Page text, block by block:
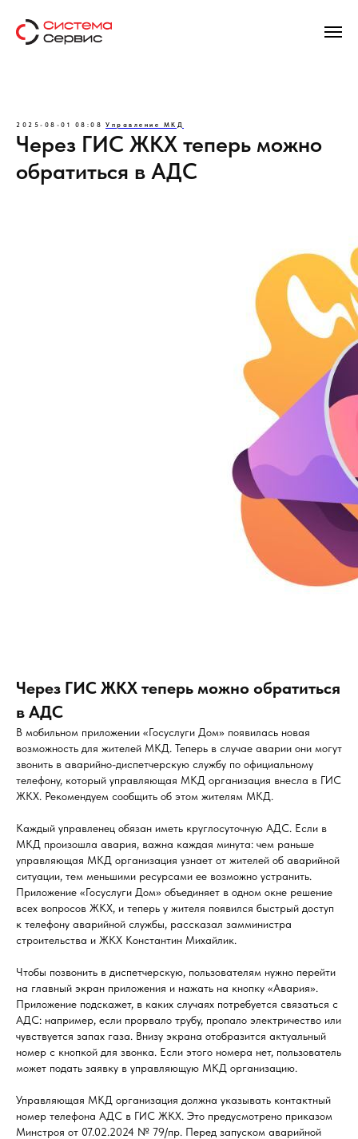
2025-08-01 08:08 Управление МКД
Через ГИС ЖКХ теперь можно
обратиться в АДС
Через ГИС ЖКХ теперь можно обратиться
в АДС
В мобильном приложении «Госуслуги Дом» появилась новая
возможность для жителей МКД. Теперь в случае аварии они могут
звонить в аварийно-диспетчерскую службу по официальному
телефону, который управляющая МКД организация внесла в ГИС
ЖКХ. Рекомендуем сообщить об этом жителям МКД.
Каждый управленец обязан иметь круглосуточную АДС. Если в
МКД произошла авария, важна каждая минута: чем раньше
управляющая МКД организация узнает от жителей об аварийной
ситуации, тем меньшими ресурсами ее возможно устранить.
Приложение «Госуслуги Дом» объединяет в одном окне решение
всех вопросов ЖКХ, и теперь у жителя появился быстрый доступ
к телефону аварийной службы, рассказал замминистра
строительства и ЖКХ Константин Михайлик.
Чтобы позвонить в диспетчерскую, пользователям нужно перейти
на главный экран приложения и нажать на кнопку «Авария».
Приложение подскажет, в каких случаях потребуется связаться с
АДС: например, если прорвало трубу, пропало электричество или
чувствуется запах газа. Внизу экрана отобразится актуальный
номер с кнопкой для звонка. Если этого номера нет, пользователь
может подать заявку в управляющую МКД организацию.
Управляющая МКД организация должна указывать контактный
номер телефона АДС в ГИС ЖКХ. Это предусмотрено приказом
Минстроя от 07.02.2024 № 79/пр. Перед запуском аварийной